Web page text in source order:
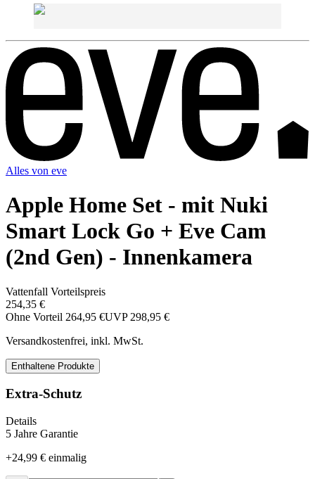
Alles von eve
Apple Home Set - mit Nuki
Smart Lock Go + Eve Cam
(2nd Gen) - Innenkamera
Vattenfall Vorteilspreis
254,35 €
Ohne Vorteil 264,95 €UVP 298,95 €
Versandkostenfrei, inkl. MwSt.
Enthaltene Produkte
Extra-Schutz
Details
5 Jahre Garantie
+24,99 € einmalig